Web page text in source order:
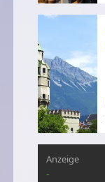
Anzeige
-